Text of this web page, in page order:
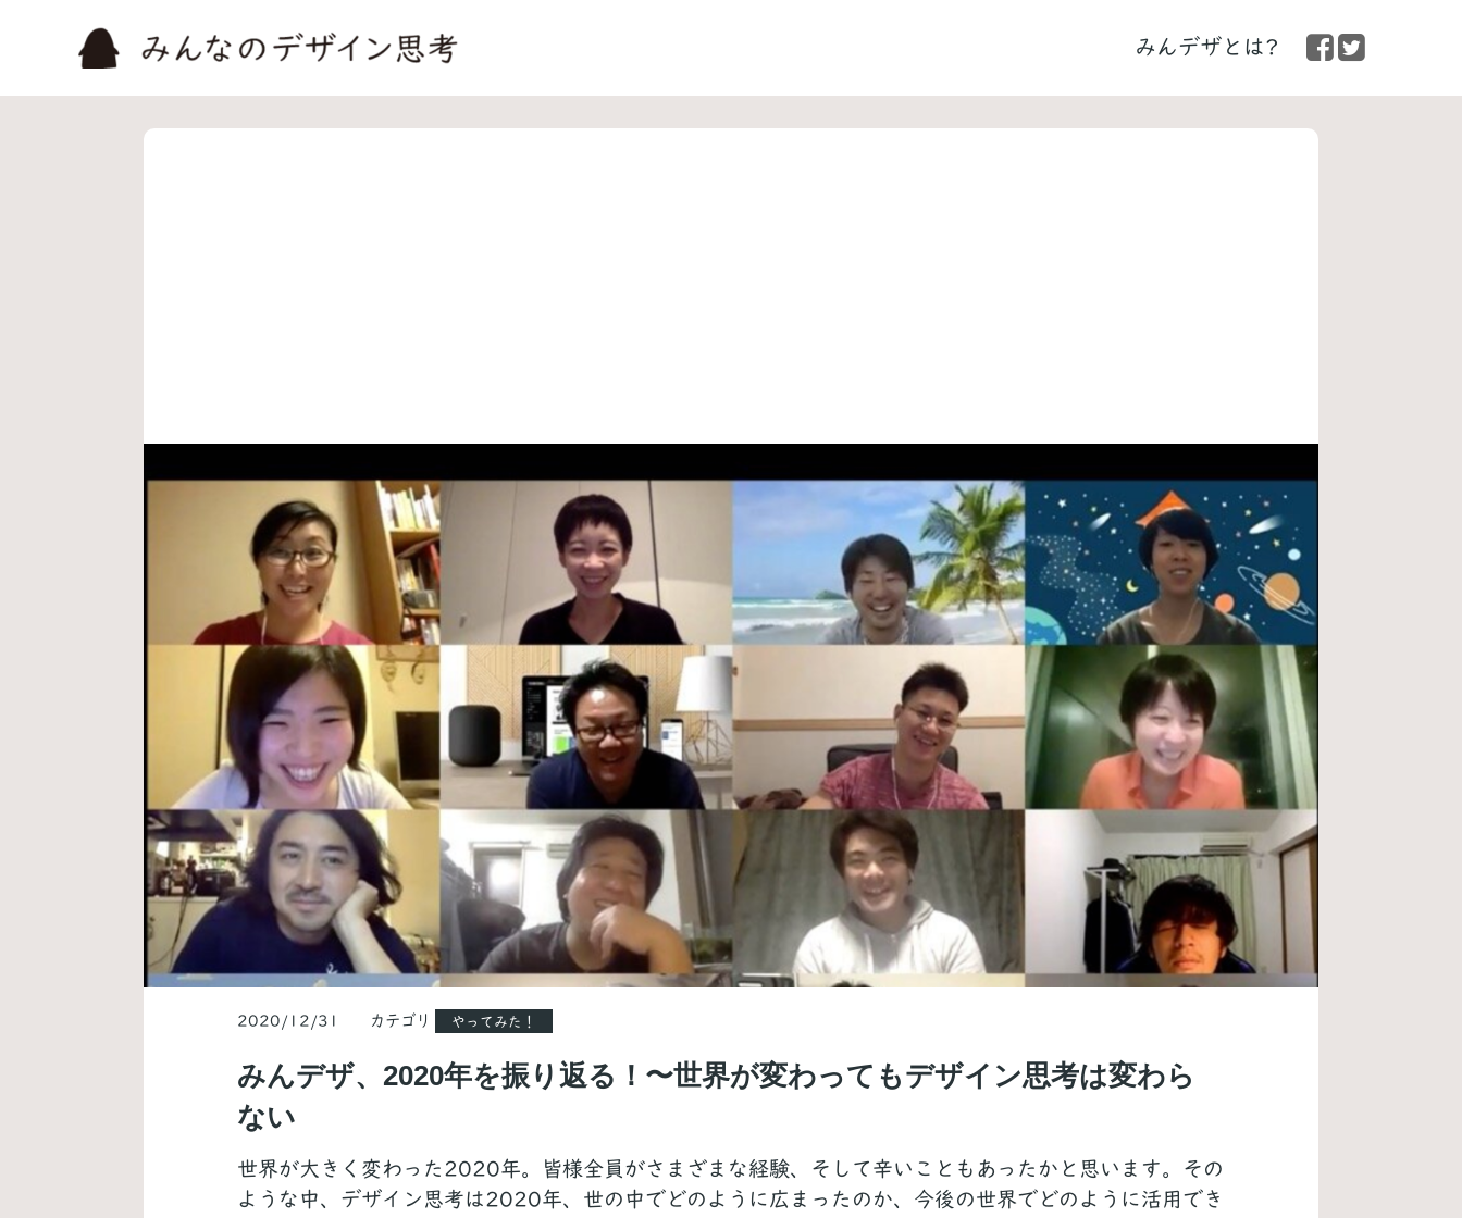
みんデザとは?
2020/12/31 カテゴリ やってみた！
みんデザ、2020年を振り返る！〜世界が変わってもデザイン思考は変わら
ない
世界が大きく変わった2020年。皆様全員がさまざまな経験、そして辛いこともあったかと思います。その
ような中、デザイン思考は2020年、世の中でどのように広まったのか、今後の世界でどのように活用でき